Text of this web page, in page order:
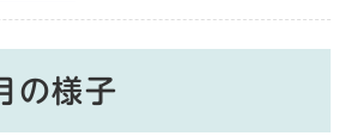
の様子